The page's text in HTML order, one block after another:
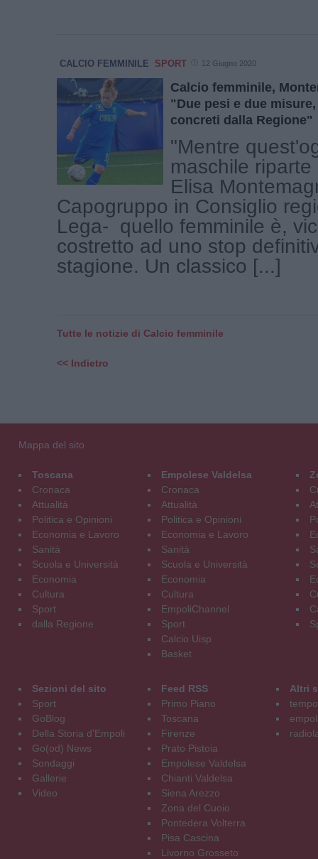
CALCIO FEMMINILE SPORT 12 Giugno 2020
Calcio femminile,
"Due pesi e due
concreti dalla Regione"
"Mentre
maschile riparte
Elisa
Capogruppo in Consiglio
Lega- quello femminile è,
costretto ad uno stop
stagione. Un classico [...]
Tutte le notizie di Calcio femminile
<< Indietro
Mappa del sito
Toscana
Cronaca
Attualità
Politica e Opinioni
Economia e Lavoro
Sanità
Scuola e Università
Economia
Cultura
Sport
dalla Regione
Empolese Valdelsa
Cronaca
Attualità
Politica e Opinioni
Economia e Lavoro
Sanità
Scuola e Università
Economia
Cultura
EmpoliChannel
Sport
Calcio Uisp
Basket
Sezioni del sito
Sport
GoBlog
Della Storia d'Empoli
Go(od) News
Sondaggi
Gallerie
Video
Feed RSS
Primo Piano
Toscana
Firenze
Prato Pistoia
Empolese Valdelsa
Chianti Valdelsa
Siena Arezzo
Zona del Cuoio
Pontedera Volterra
Pisa Cascina
Livorno Grosseto
Altri